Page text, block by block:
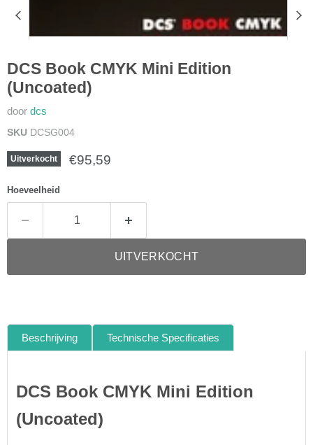
DCS Book CMYK Mini Edition
(Uncoated)
door dcs
SKU DCSG004
Uitverkocht Huidige prijs
€95,59
Hoeveelheid
UITVERKOCHT
Beschrijving Technische Specificaties
DCS Book CMYK Mini Edition
(Uncoated)